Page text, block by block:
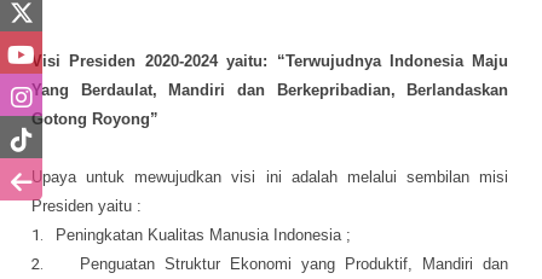
Visi Presiden 2020-2024 yaitu:
“Terwujudnya Indonesia Maju
Yang Berdaulat, Mandiri dan Berkepribadian, Berlandaskan
Gotong Royong”
Upaya untuk mewujudkan visi ini adalah melalui sembilan misi
Presiden yaitu :
1.
Peningkatan Kualitas Manusia Indonesia ;
2.
Penguatan Struktur Ekonomi yang Produktif, Mandiri dan